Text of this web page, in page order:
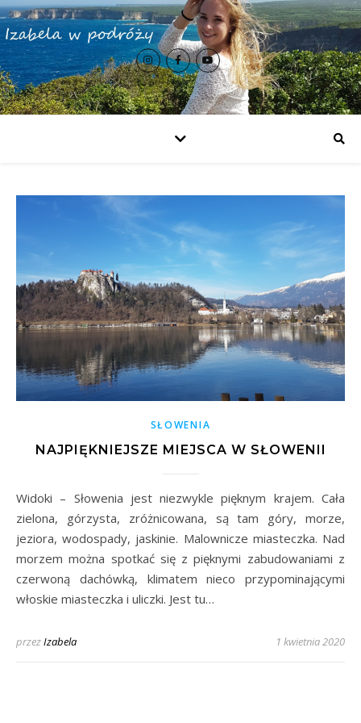
SŁOWENIA
NAJPIĘKNIEJSZE MIEJSCA W SŁOWENII
Widoki – Słowenia jest niezwykle pięknym krajem. Cała
zielona, górzysta, zróżnicowana, są tam góry, morze,
jeziora, wodospady, jaskinie. Malownicze miasteczka. Nad
morzem można spotkać się z pięknymi zabudowaniami z
czerwoną dachówką, klimatem nieco przypominającymi
włoskie miasteczka i uliczki. Jest tu…
przezIzabela 1 kwietnia 2020